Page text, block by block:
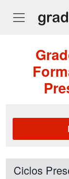
Ciclos